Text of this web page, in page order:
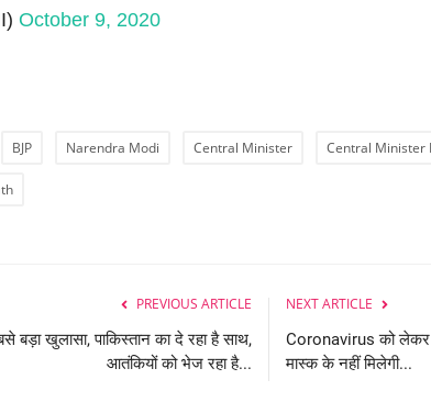
October 9, 2020
BJP Narendra Modi Central Minister Central Minister
PREVIOUS ARTICLE
बड़ा खुलासा, पाकिस्तान का दे रहा है साथ,
आतंकियों को भेज रहा है...
NEXT ARTICLE
Coronavirus को लेकर
मास्क के नहीं मिलेगी...